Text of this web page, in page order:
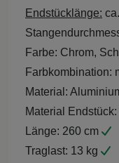
Endstücklänge:
Farbe: Chrom,
Farbkombination:
Material:
Material Endstück:
Länge: 260 cm
Traglast: 13 kg